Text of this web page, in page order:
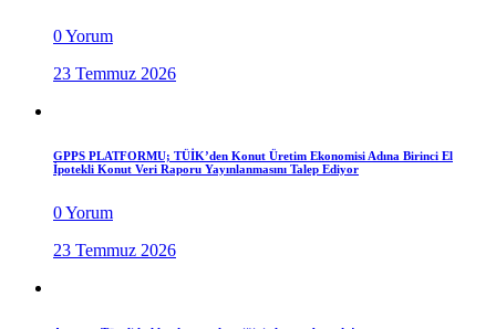
0 Yorum
23 Temmuz 2026
GPPS PLATFORMU; TÜİK’den Konut Üretim Ekonomisi Adına Birinci El
İpotekli Konut Veri Raporu Yayınlanmasını Talep Ediyor
0 Yorum
23 Temmuz 2026